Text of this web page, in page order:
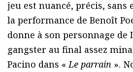
jeu est nuancé, précis, sans
la performance de Benoît
donne à son personnage de
gangster au final assez
Pacino dans «Le parrain ».